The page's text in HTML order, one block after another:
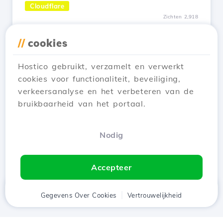
Cloudflare
Zichten 2,918
Bijgewerkt een jaar geleden
van de site verbetert, hoge beschikbaarheid
garandeert en bescherming biedt tegen DDoS-
aanvallen, waardoor de online prestaties
worden geoptimaliseerd.
// cookies
Hostico gebruikt, verzamelt en verwerkt
cookies voor functionaliteit, beveiliging,
verkeersanalyse en het verbeteren van de
bruikbaarheid van het portaal.
Nodig
Accepteer
Gegevens Over Cookies Vertrouwelijkheid
Cliënt
Winkelwagen
Chat